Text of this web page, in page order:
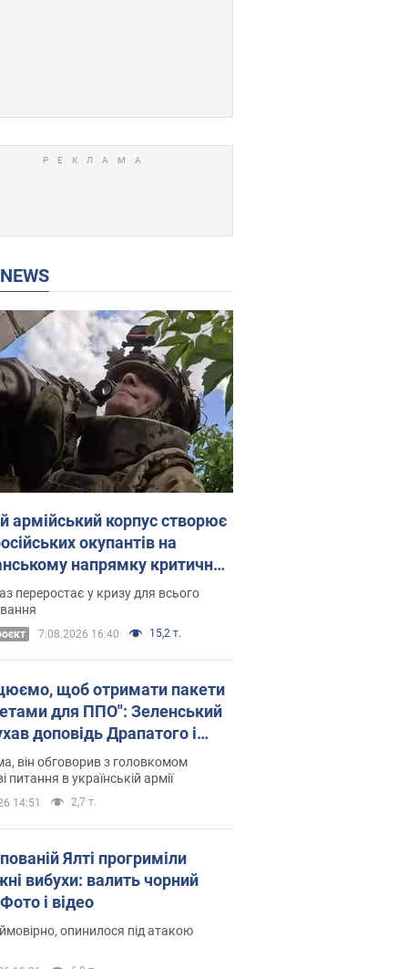
NEWS
армійський корпус створює
окупантів на
напрямку критичний
як це вдалося
переростає у кризу для всього
7.08.2026 16:40 15,2 т.
щоб отримати пакети
для ППО": Зеленський
доповідь Драпатого і
нові кроки
він обговорив з головкомом
питання в українській армії
14:51 2,7 т.
Ялті прогриміли
вибухи: валить чорний
і відео
опинилося під атакою